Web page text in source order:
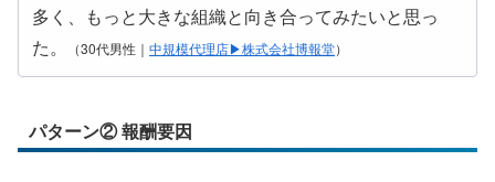
多く、もっと大きな組織と向き合ってみたいと思っ
た。
（30代男性｜ 中規模代理店▶株式会社博報堂）
パターン② 報酬要因